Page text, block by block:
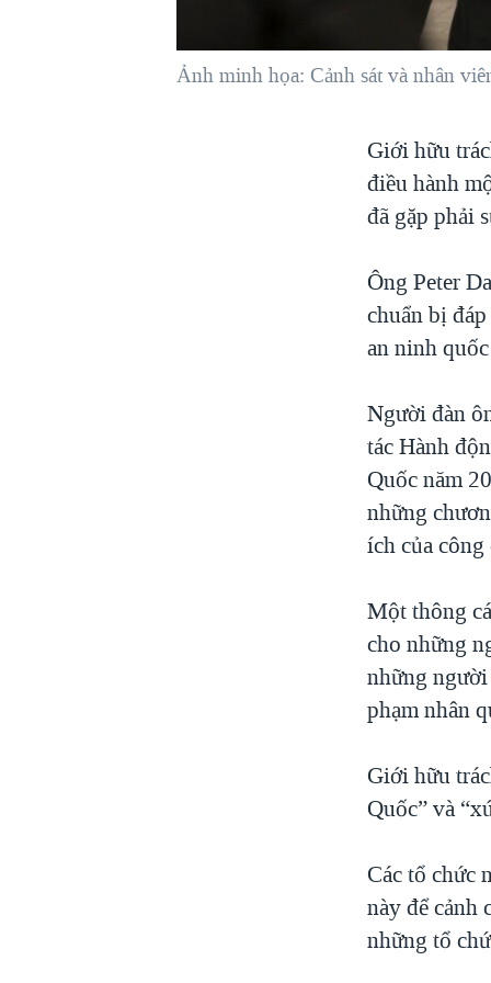
NGƯ DÂN VIỆT VÀ LÀN SÓNG
Ảnh minh họa: Cảnh sát và nhân
Giới hữu
điều hành
đã gặp phải
Ông Peter
chuẩn bị
an ninh
Người đàn
tác Hành
Quốc năm
những
ích của
Một thông
cho những
những
phạm nhân
Giới hữu
Quốc” và
Các tổ chức
này để cảnh
những tổ